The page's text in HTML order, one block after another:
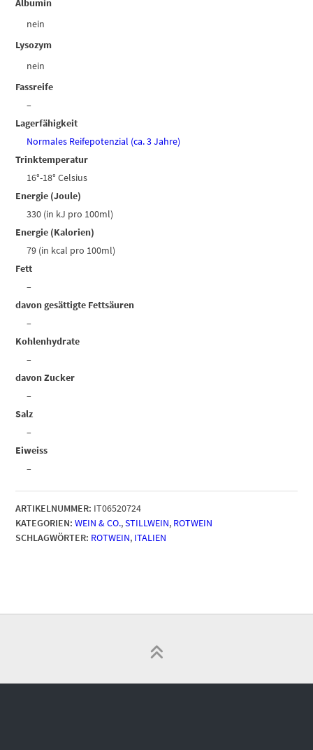
Albumin
nein
Lysozym
nein
Fassreife
–
Lagerfähigkeit
Normales Reifepotenzial (ca. 3 Jahre)
Trinktemperatur
16°-18° Celsius
Energie (Joule)
330 (in kJ pro 100ml)
Energie (Kalorien)
79 (in kcal pro 100ml)
Fett
–
davon gesättigte Fettsäuren
–
Kohlenhydrate
–
davon Zucker
–
Salz
–
Eiweiss
–
ARTIKELNUMMER: IT06520724
KATEGORIEN: WEIN & CO.,STILLWEIN, ROTWEIN
SCHLAGWÖRTER: ROTWEIN, ITALIEN